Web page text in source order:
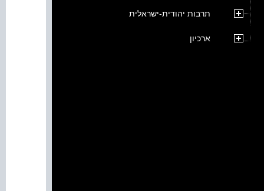
תרבות יהודית-ישראלית
ארכיון